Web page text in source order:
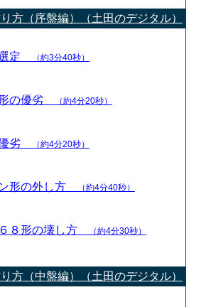
方（序盤編）（土田のデジタル）
選定 （約3分40秒）
の優劣 （約4分20秒）
優劣 （約4分20秒）
形の外し方 （約4分40秒）
８形の壊し方 （約4分30秒）
方（中盤編）（土田のデジタル）